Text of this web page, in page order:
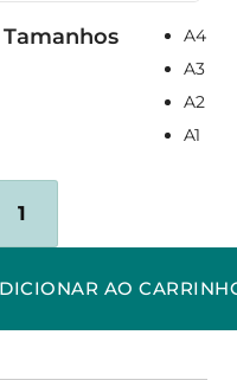
Tamanhos
A4
A3
A2
A1
AO